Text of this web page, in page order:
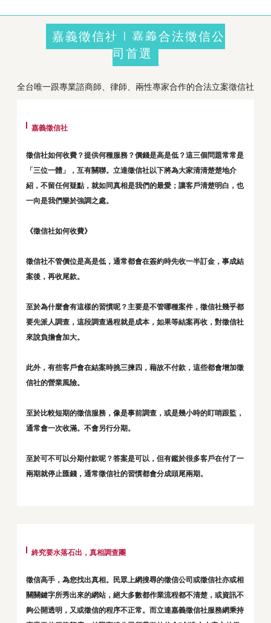
嘉義徵信社｜嘉義合法徵信公
司首選
全台唯一跟專業諮商師、律師、兩性專家合作的合法立案徵信社
嘉義徵信社
徵信社如何收費？提供何種服務？價錢是高是低？這三個問題常常是
「三位一體」，互有關聯。立達徵信社以下將為大家清清楚楚地介
紹，不留任何疑點，就如同真相是我們的最愛；讓客戶清楚明白，也
一向是我們樂於強調之處。
《徵信社如何收費》
徵信社不管價位是高是低，通常都會在簽約時先收一半訂金，事成結
案後，再收尾款。
至於為什麼會有這樣的習慣呢？主要是不管哪種案件，徵信社幾乎都
要先派人調查，這段調查過程就是成本，如果等結案再收，對徵信社
來說負擔會加大。
此外，有些客戶會在結案時挑三揀四，藉故不付款，這些都會增加徵
信社的營業風險。
至於比較短期的徵信服務，像是事前調查，或是幾小時的盯哨跟監，
通常會一次收滿。不會另行分期。
至於可不可以分期付款呢？答案是可以，但有鑑於很多客戶在付了一
兩期就停止匯錢，通常徵信社的習慣都會分成頭尾兩期。
終究要水落石出，真相調查團
徵信高手，為您找出真相。民眾上網搜尋的徵信公司或徵信社亦或相
關關鍵字所秀出來的網站，絕大多數都作業流程都不清楚，或資訊不
夠公開透明，又或徵信的程序不正常。而立達嘉義徵信社服務網秉持